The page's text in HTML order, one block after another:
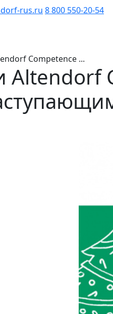
rus.ru 8 800 550-20-54
Competence ...
Altendorf